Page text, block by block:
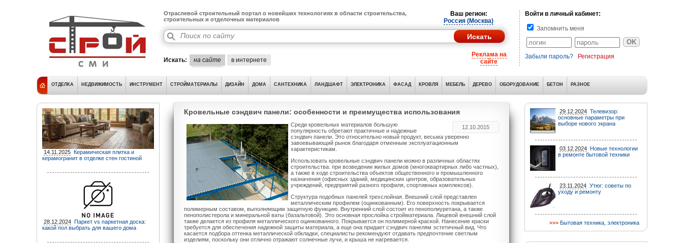
Отраслевой строительный портал о новейших технологиях в области строительства,
строительных и отделочных материалов
Ваш регион:
Россия (Москва)
Искать: на сайте в интернете
Реклама на
сайте
Войти в личный кабинет:
Запомнить меня
Забыли пароль? Регистрация
ОТДЕЛКА НЕДВИЖИМОСТЬ ИНСТРУМЕНТ СТРОЙМАТЕРИАЛЫ ДИЗАЙН ДОМА САНТЕХНИКА ЛАНДШАФТ ЭЛЕКТРОНИКА ФАСАД КРОВЛЯ МЕБЕЛЬ ДЕРЕВО ОБОРУДОВАНИЕ БЕТОН РАЗНОЕ
14.11.2025 Керамическая плитка и
керамогранит в отделке стен гостиной
28.12.2024 Паркет vs паркетная доска:
какой пол выбрать для вашего дома
Кровельные сэндвич панели: особенности и преимущества использования
12.10.2015
Среди кровельных материалов большую
популярность обретают практичные и надежные
сэндвич панели. Это относительно новый продукт, весьма уверенно
завоевывающий рынок благодаря отменным эксплуатационным
характеристикам.
Использовать кровельные сэндвич панели можно в различных областях
строительства: при возведении жилых домов (многоквартирных либо частных),
а также в ходе строительства объектов общественного и промышленного
назначения (офисных зданий, медицинских центров, образовательных
учреждений, предприятий разного профиля, спортивных комплексов).
Структура подобных панелей трехслойная. Внешний слой представлен
металлическим профилем (оцинкованным). Его поверхность покрывается
полимерным составом, выполняющим защитную функцию. Внутренний слой состоит из пенополиуретана, а также
пенополистерола и минеральной ваты (базальтовой). Это основная прослойка стройматериала. Лицевой внешний слой
также делается из профиля металлического оцинкованного. Покрывается он полимерной краской. Нанесение краски
требуется для обеспечения надежной защиты материала, а еще она придает сэндвич панелям эстетичный вид. Что
касается подбора оттенка металлической обкладки, специалисты рекомендуют отдавать предпочтение светлым
изделиям, поскольку они отлично отражают солнечные лучи, и крыша не нагревается.
29.12.2024 Телевизор:
основные параметры при
выборе нового экрана
03.12.2024 Новые технологии
в ремонте бытовой техники
23.11.2024 Утюг: советы по
уходу и ремонту
Бытовая техника, электроника